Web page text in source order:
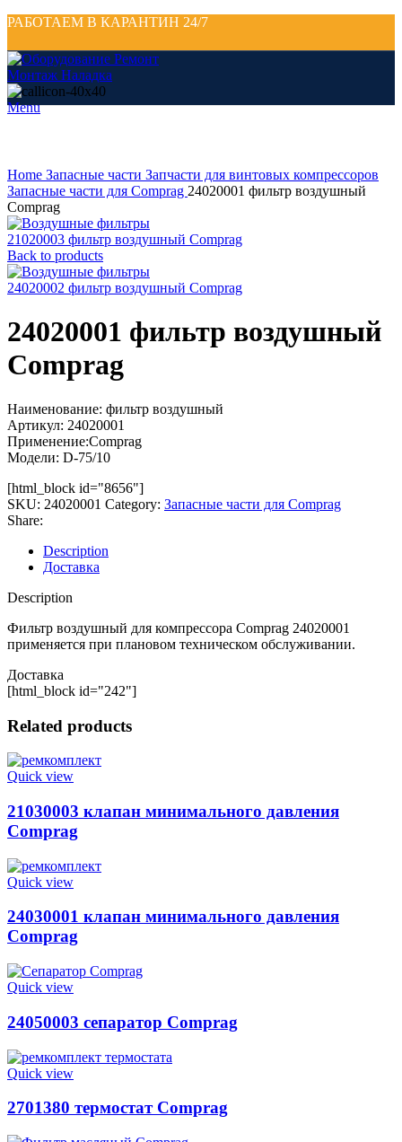
РАБОТАЕМ В КАРАНТИН 24/7
Menu
Home Запасные части Запчасти для винтовых компрессоров
Запасные части для Comprag 24020001 фильтр воздушный
Comprag
21020003 фильтр воздушный Comprag
Back to products
24020002 фильтр воздушный Comprag
24020001 фильтр воздушный
Comprag
Наименование: фильтр воздушный
Артикул: 24020001
Применение:Comprag
Модели: D-75/10
[html_block id="8656"]
SKU: 24020001 Category: Запасные части для Comprag
Share:
Description
Доставка
Description
Фильтр воздушный для компрессора Comprag 24020001
применяется при плановом техническом обслуживании.
Доставка
[html_block id="242"]
Related products
Quick view
21030003 клапан минимального давления
Comprag
Quick view
24030001 клапан минимального давления
Comprag
Quick view
24050003 сепаратор Comprag
Quick view
2701380 термостат Comprag